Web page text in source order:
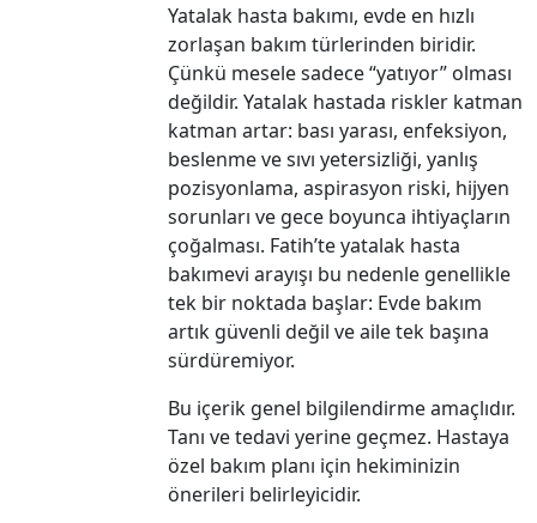
Yatalak hasta bakımı, evde en hızlı
zorlaşan bakım türlerinden biridir.
Çünkü mesele sadece “yatıyor” olması
değildir. Yatalak hastada riskler katman
katman artar: bası yarası, enfeksiyon,
beslenme ve sıvı yetersizliği, yanlış
pozisyonlama, aspirasyon riski, hijyen
sorunları ve gece boyunca ihtiyaçların
çoğalması. Fatih’te yatalak hasta
bakımevi arayışı bu nedenle genellikle
tek bir noktada başlar: Evde bakım
artık güvenli değil ve aile tek başına
sürdüremiyor.
Bu içerik genel bilgilendirme amaçlıdır.
Tanı ve tedavi yerine geçmez. Hastaya
özel bakım planı için hekiminizin
önerileri belirleyicidir.